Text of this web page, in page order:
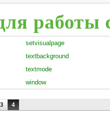
работы
setvisualpage
textbackground
textmode
window
3 4